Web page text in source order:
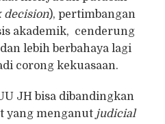
decision), pertimbangan
akademik, cenderung
lebih berbahaya lagi
corong kekuasaan.
JH bisa dibandingkan
yang menganut judicial